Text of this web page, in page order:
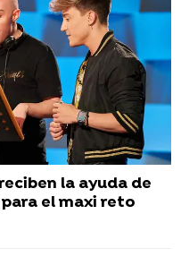
la ayuda de
para el maxi reto